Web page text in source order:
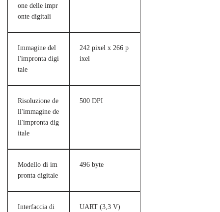
one delle impr
onte digitali
Immagine del
l'impronta digi
tale
242 pixel x 266 p
ixel
Risoluzione de
ll'immagine de
ll'impronta dig
itale
500 DPI
Modello di im
pronta digitale
496 byte
Interfaccia di
UART (3,3 V)